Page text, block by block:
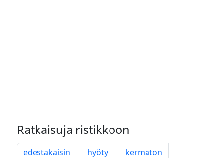
Ratkaisuja ristikkoon
edestakaisin hyöty
kermaton